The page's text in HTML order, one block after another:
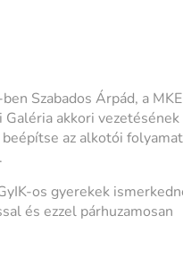
Szabados Árpád, a MKE
akkori vezetésének
az alkotói
os gyerekek
és ezzel párhuzamosan